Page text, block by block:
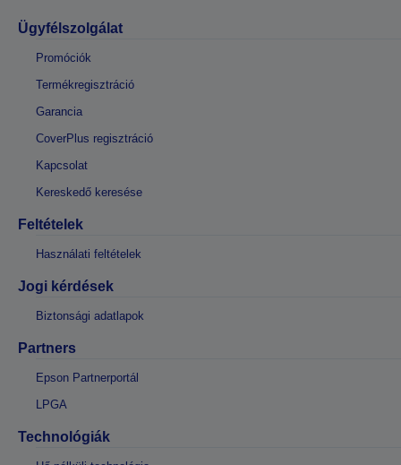
Ügyfélszolgálat
Promóciók
Termékregisztráció
Garancia
CoverPlus regisztráció
Kapcsolat
Kereskedő keresése
Feltételek
Használati feltételek
Jogi kérdések
Biztonsági adatlapok
Partners
Epson Partnerportál
LPGA
Technológiák